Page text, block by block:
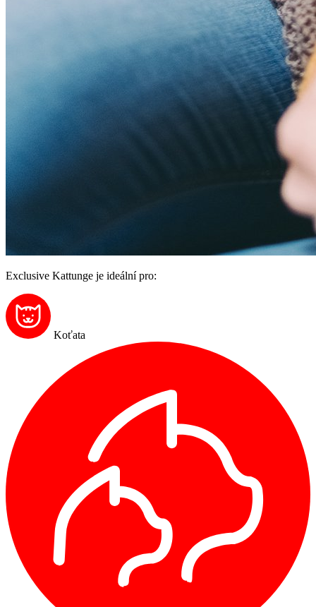
Exclusive Kattunge je ideální pro:
Koťata